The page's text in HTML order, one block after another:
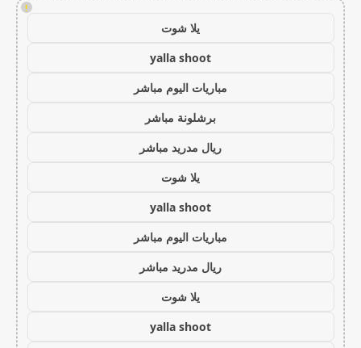
!
يلا شوت
yalla shoot
مباريات اليوم مباشر
برشلونة مباشر
ريال مدريد مباشر
يلا شوت
yalla shoot
مباريات اليوم مباشر
ريال مدريد مباشر
يلا شوت
yalla shoot